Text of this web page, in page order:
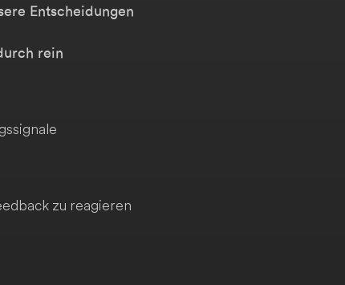
Entscheidungen
rein
zu reagieren